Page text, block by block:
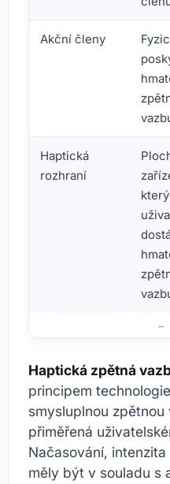
Akční členy
Haptická
rozhraní
Haptická zpětná
principem
smysluplnou zpětnou
přiměřená
Načasování,
měly být v souladu s